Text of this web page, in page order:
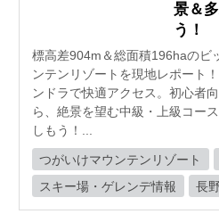
景＆
う！
標高差904m＆総面積196haのビ
ンテンリゾートを現地レポート
ンドラで快適アクセス。初心者
ら、絶景を望む中級・上級コー
しもう！...
つがいけマウンテンリゾート
スキー場・ゲレンデ情報
長